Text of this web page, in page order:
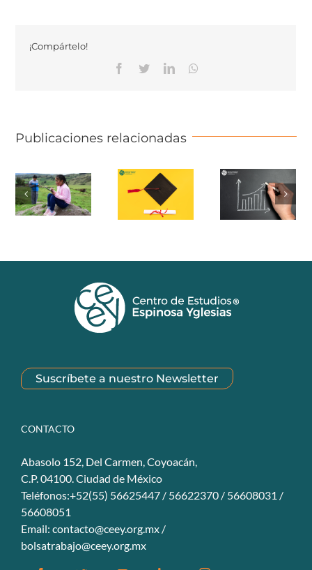
¡Compártelo!
Facebook
TwitterLinkedinWhatsapp
Publicaciones relacionadas
Suscríbete a nuestro Newsletter
CONTACTO
Abasolo 152, Del Carmen, Coyoacán,
C.P. 04100. Ciudad de México
Teléfonos:+52(55) 56625447 / 56622370 / 56608031 /
56608051
Email: contacto@ceey.org.mx /
bolsatrabajo@ceey.org.mx